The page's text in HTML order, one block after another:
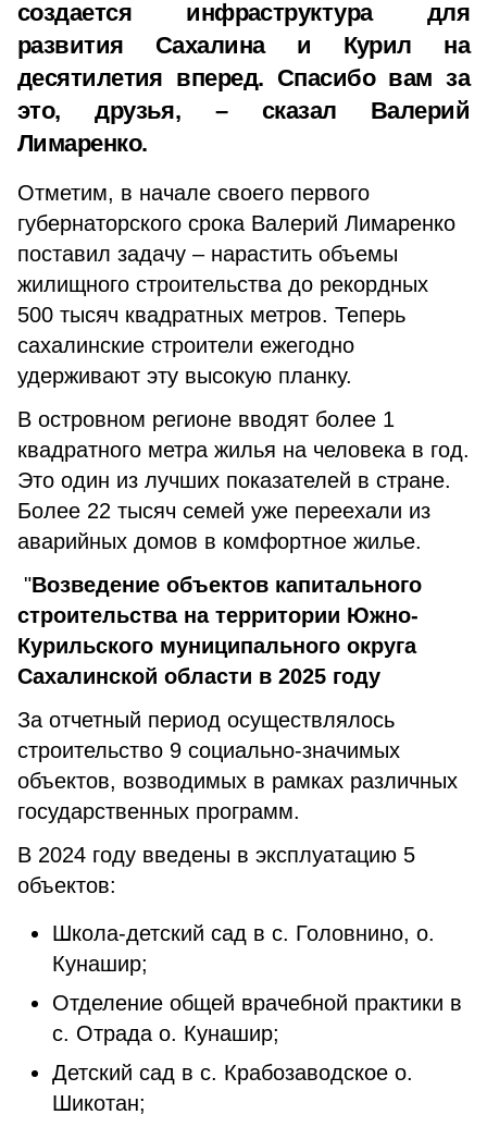
создается инфраструктура для
развития Сахалина и Курил на
десятилетия вперед. Спасибо вам за
это, друзья, – сказал Валерий
Лимаренко.
Отметим, в начале своего первого
губернаторского срока Валерий Лимаренко
поставил задачу – нарастить объемы
жилищного строительства до рекордных
500 тысяч квадратных метров. Теперь
сахалинские строители ежегодно
удерживают эту высокую планку.
В островном регионе вводят более 1
квадратного метра жилья на человека в год.
Это один из лучших показателей в стране.
Более 22 тысяч семей уже переехали из
аварийных домов в комфортное жилье.
"Возведение объектов капитального
строительства на территории Южно-
Курильского муниципального округа
Сахалинской области в 2025 году
За отчетный период осуществлялось
строительство 9 социально-значимых
объектов, возводимых в рамках различных
государственных программ.
В 2024 году введены в эксплуатацию 5
объектов:
Школа-детский сад в с. Головнино, о.
Кунашир;
Отделение общей врачебной практики в
с. Отрада о. Кунашир;
Детский сад в с. Крабозаводское о.
Шикотан;